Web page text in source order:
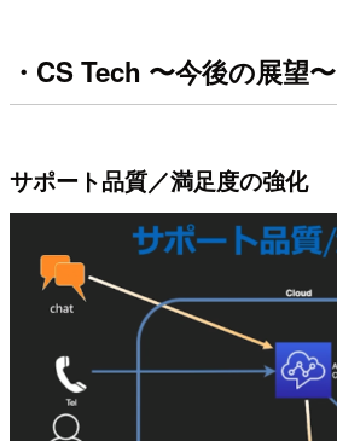
・CS Tech 〜今後の展望〜
サポート品質／満足度の強化